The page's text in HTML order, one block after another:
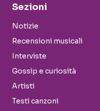
Sezioni
Notizie
Recensioni musicali
Interviste
Gossip e curiosità
Artisti
Testi canzoni